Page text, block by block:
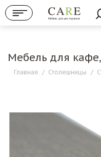
Мебель для ресторанов
Мебель для
Главная / Столешницы /